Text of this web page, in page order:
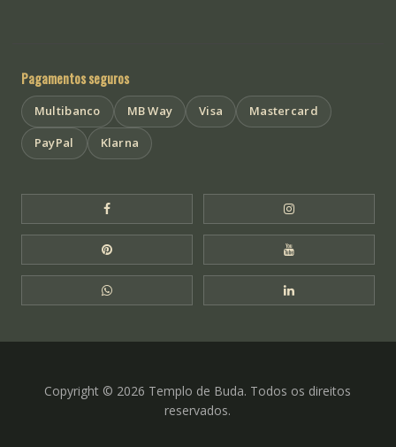
Pagamentos seguros
Multibanco MB Way Visa
Mastercard
PayPal
Klarna
Facebook Templo de Buda Instagram
Pinterest Templo de Buda YouTube Templo
WhatsApp Templo de Buda LinkedIn Templo
Copyright © 2026 Templo de Buda. Todos os direitos
reservados.